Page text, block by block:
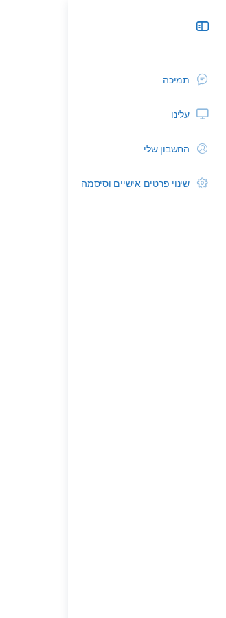
תמיכה
עלינו
החשבון שלי
שינוי פרטים אישיים וסיסמה